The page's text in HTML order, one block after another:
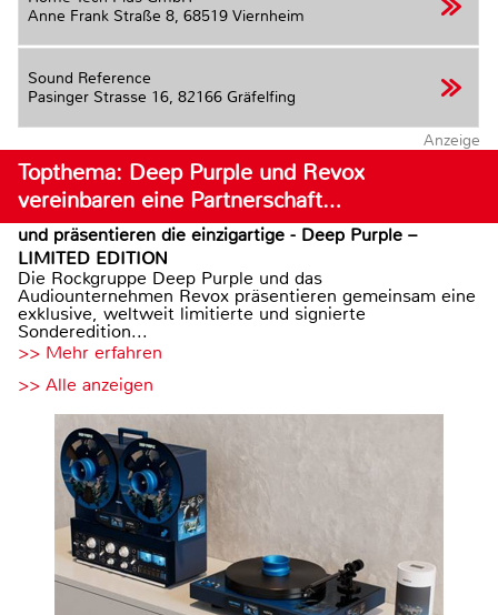
Anne Frank Straße 8, 68519 Viernheim
Sound Reference
Pasinger Strasse 16, 82166 Gräfelfing
Anzeige
Topthema: Deep Purple und Revox
vereinbaren eine Partnerschaft…
und präsentieren die einzigartige - Deep Purple –
LIMITED EDITION
Die Rockgruppe Deep Purple und das
Audiounternehmen Revox präsentieren gemeinsam eine
exklusive, weltweit limitierte und signierte
Sonderedition...
>> Mehr erfahren
>> Alle anzeigen